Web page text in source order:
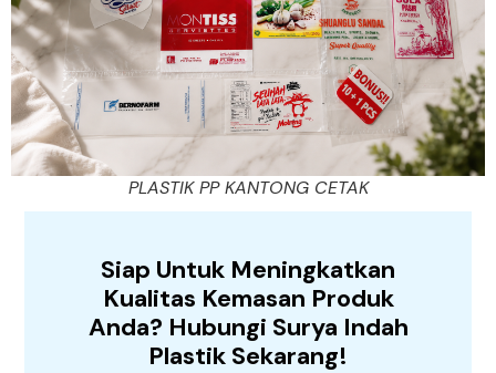
PLASTIK PP KANTONG CETAK
Siap Untuk Meningkatkan
Kualitas Kemasan Produk
Anda? Hubungi Surya Indah
Plastik Sekarang!